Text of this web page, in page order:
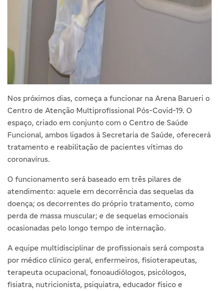
Nos próximos dias, começa a funcionar na Arena Barueri o
Centro de Atenção Multiprofissional Pós-Covid-19. O
espaço, criado em conjunto com o Centro de Saúde
Funcional, ambos ligados à Secretaria de Saúde, oferecerá
tratamento e reabilitação de pacientes vítimas do
coronavírus.
O funcionamento será baseado em três pilares de
atendimento: aquele em decorrência das sequelas da
doença; os decorrentes do próprio tratamento, como
perda de massa muscular; e de sequelas emocionais
ocasionadas pelo longo tempo de internação.
A equipe multidisciplinar de profissionais será composta
por médico clínico geral, enfermeiros, fisioterapeutas,
terapeuta ocupacional, fonoaudiólogos, psicólogos,
fisiatra, nutricionista, psiquiatra, educador físico e